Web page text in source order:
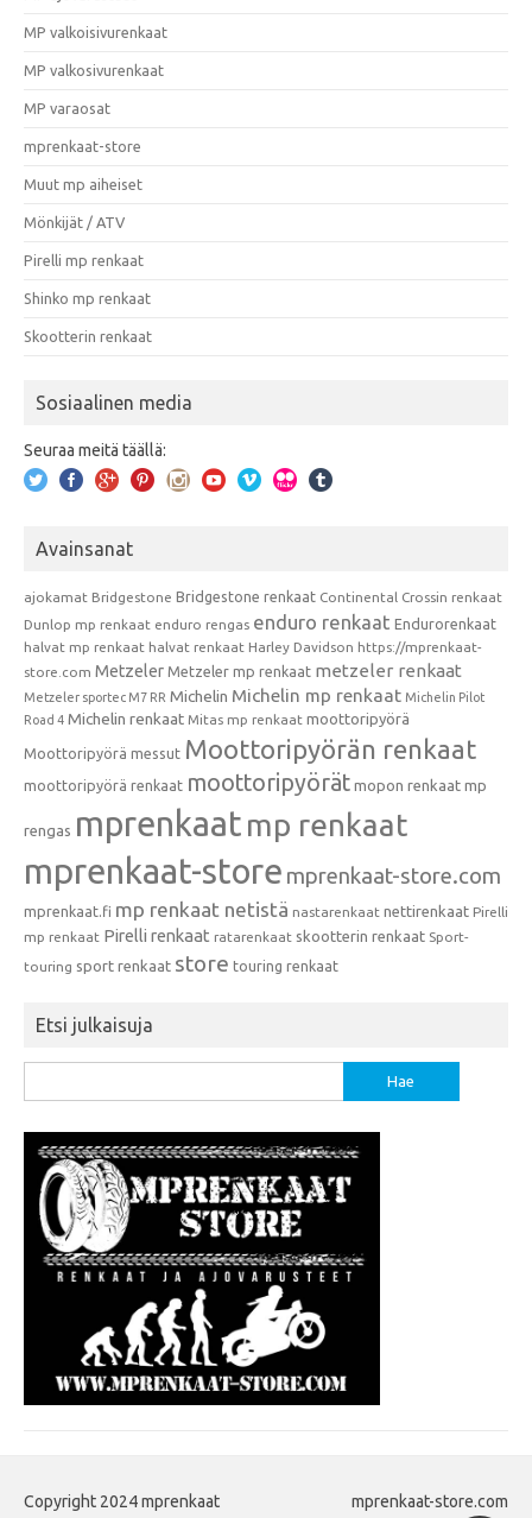
MP valkoisivurenkaat
MP valkosivurenkaat
MP varaosat
mprenkaat-store
Muut mp aiheiset
Mönkijät / ATV
Pirelli mp renkaat
Shinko mp renkaat
Skootterin renkaat
Sosiaalinen media
Seuraa meitä täällä:
Avainsanat
ajokamat Bridgestone Bridgestone renkaat Continental Crossin renkaat
Dunlop mp renkaat enduro rengas enduro renkaat Endurorenkaat
halvat mp renkaat halvat renkaat Harley Davidson https://mprenkaat-
store.com Metzeler Metzeler mp renkaat metzeler renkaat
Metzeler sportec M7 RR Michelin Michelin mp renkaat Michelin Pilot
Road 4 Michelin renkaat Mitas mp renkaat moottoripyörä
Moottoripyörä messut Moottoripyörän renkaat
moottoripyörä renkaat moottoripyörät mopon renkaat mp
rengas mprenkaat mp renkaat
mprenkaat-store mprenkaat-store.com
mprenkaat.fi mp renkaat netistä nastarenkaat nettirenkaat Pirelli
mp renkaat Pirelli renkaat ratarenkaat skootterin renkaat Sport-
touring sport renkaat store touring renkaat
Etsi julkaisuja
Copyright 2024 mprenkaat mprenkaat-store.com